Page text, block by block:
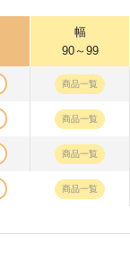
幅
90～99
商品一覧
商品一覧
商品一覧
商品一覧